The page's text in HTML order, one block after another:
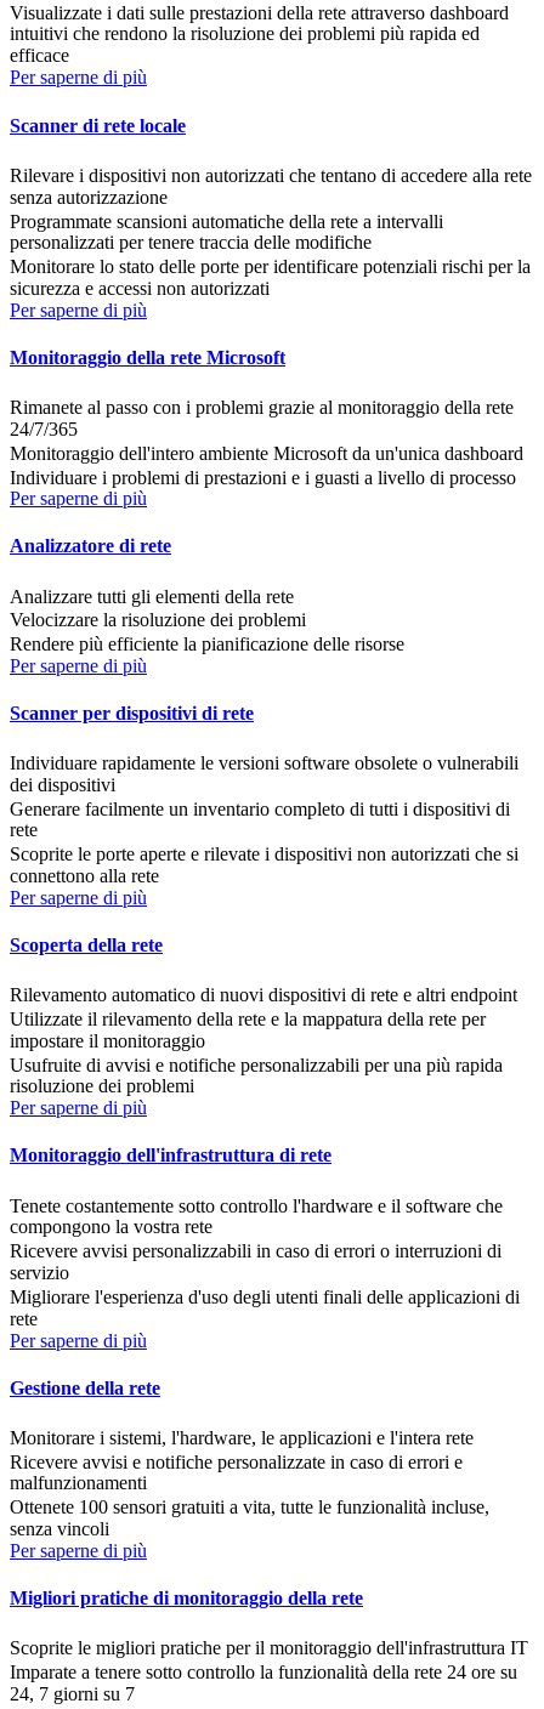
Visualizzate i dati sulle prestazioni della rete attraverso dashboard
intuitivi che rendono la risoluzione dei problemi più rapida ed
efficace
Per saperne di più
Scanner di rete locale
Rilevare i dispositivi non autorizzati che tentano di accedere alla rete
senza autorizzazione
Programmate scansioni automatiche della rete a intervalli
personalizzati per tenere traccia delle modifiche
Monitorare lo stato delle porte per identificare potenziali rischi per la
sicurezza e accessi non autorizzati
Per saperne di più
Monitoraggio della rete Microsoft
Rimanete al passo con i problemi grazie al monitoraggio della rete
24/7/365
Monitoraggio dell'intero ambiente Microsoft da un'unica dashboard
Individuare i problemi di prestazioni e i guasti a livello di processo
Per saperne di più
Analizzatore di rete
Analizzare tutti gli elementi della rete
Velocizzare la risoluzione dei problemi
Rendere più efficiente la pianificazione delle risorse
Per saperne di più
Scanner per dispositivi di rete
Individuare rapidamente le versioni software obsolete o vulnerabili
dei dispositivi
Generare facilmente un inventario completo di tutti i dispositivi di
rete
Scoprite le porte aperte e rilevate i dispositivi non autorizzati che si
connettono alla rete
Per saperne di più
Scoperta della rete
Rilevamento automatico di nuovi dispositivi di rete e altri endpoint
Utilizzate il rilevamento della rete e la mappatura della rete per
impostare il monitoraggio
Usufruite di avvisi e notifiche personalizzabili per una più rapida
risoluzione dei problemi
Per saperne di più
Monitoraggio dell'infrastruttura di rete
Tenete costantemente sotto controllo l'hardware e il software che
compongono la vostra rete
Ricevere avvisi personalizzabili in caso di errori o interruzioni di
servizio
Migliorare l'esperienza d'uso degli utenti finali delle applicazioni di
rete
Per saperne di più
Gestione della rete
Monitorare i sistemi, l'hardware, le applicazioni e l'intera rete
Ricevere avvisi e notifiche personalizzate in caso di errori e
malfunzionamenti
Ottenete 100 sensori gratuiti a vita, tutte le funzionalità incluse,
senza vincoli
Per saperne di più
Migliori pratiche di monitoraggio della rete
Scoprite le migliori pratiche per il monitoraggio dell'infrastruttura IT
Imparate a tenere sotto controllo la funzionalità della rete 24 ore su
24, 7 giorni su 7